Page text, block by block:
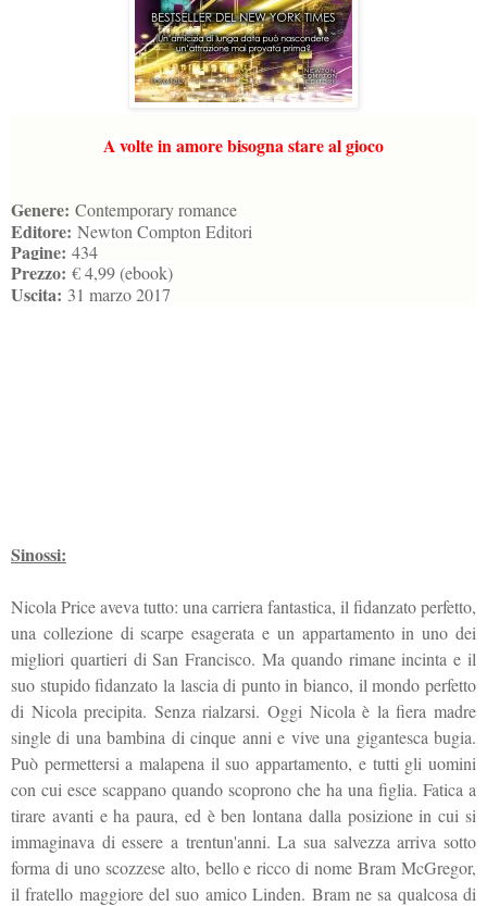
A volte in amore bisogna stare al gioco
Genere: Contemporary romance
Editore: Newton Compton Editori
Pagine: 434
Prezzo: € 4,99 (ebook)
Uscita: 31 marzo 2017
Sinossi:
Nicola Price aveva tutto: una carriera fantastica, il fidanzato perfetto,
una collezione di scarpe esagerata e un appartamento in uno dei
migliori quartieri di San Francisco. Ma quando rimane incinta e il
suo stupido fidanzato la lascia di punto in bianco, il mondo perfetto
di Nicola precipita. Senza rialzarsi. Oggi Nicola è la fiera madre
single di una bambina di cinque anni e vive una gigantesca bugia.
Può permettersi a malapena il suo appartamento, e tutti gli uomini
con cui esce scappano quando scoprono che ha una figlia. Fatica a
tirare avanti e ha paura, ed è ben lontana dalla posizione in cui si
immaginava di essere a trentun'anni. La sua salvezza arriva sotto
forma di uno scozzese alto, bello e ricco di nome Bram McGregor,
il fratello maggiore del suo amico Linden. Bram ne sa qualcosa di